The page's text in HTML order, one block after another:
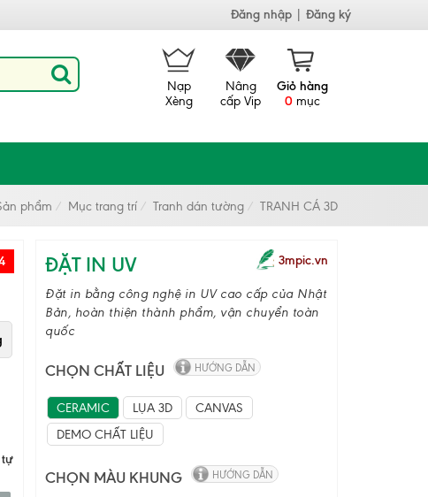
Đăng nhập Đăng ký
Giỏ hàng
0 mục
Nâng
cấp Vip
Nạp
Xèng
phẩm Mục trang trí Tranh dán tường TRANH CÁ 3D
ĐẶT IN UV 3mpic.vn
Đặt in bằng công nghệ in UV cao cấp của Nhật
Bản, hoàn thiện thành phẩm, vận chuyển toàn
quốc
CHỌN CHẤT LIỆU HƯỚNG DẪN
CERAMIC LỤA 3D
CANVAS
DEMO CHẤT LIỆU
CHỌN MÀU KHUNG HƯỚNG DẪN